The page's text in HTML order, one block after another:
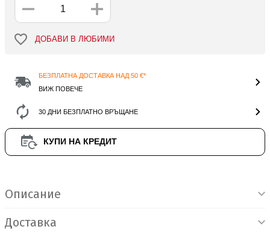
ДОБАВИ В ЛЮБИМИ
БЕЗПЛАТНА ДОСТАВКА НАД 50 €*
ВИЖ ПОВЕЧЕ
30 ДНИ БЕЗПЛАТНО ВРЪЩАНЕ
КУПИ НА КРЕДИТ
Описание
Доставка